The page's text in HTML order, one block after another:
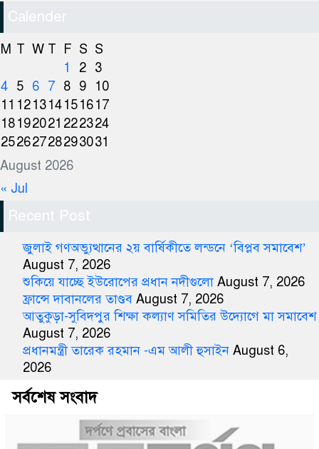
Calender
August 2026
M T W T F S S
1
2 3
4 5 6 7 8 9
10
11 121314151617
18192021 222324
25262728293031
« Jul
Recent Post
জুলাই গণঅভ্যুত্থানের ২য় বার্ষিকীতে লন্ডনে ‘বিপ্লব সমাবেশ’
August 7, 2026
শুকিয়ে যাচ্ছে ইউরোপের প্রধান নদীগুলো August 7, 2026
ফ্রান্সে দাবানলের তাণ্ডব August 7, 2026
আতুকুড়া-সুবিদপুর শিক্ষা কল্যাণ সমিতির উদ্যোগে মা সমাবেশ
August 7, 2026
প্রধানমন্ত্রী তারেক রহমান -এম আলী হুসাইন August 6,
2026
সর্বশেষ সংবাদ